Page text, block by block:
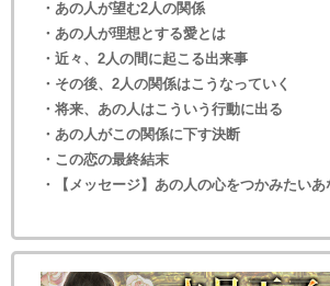
・あの人が望む2人の関係
・あの人が理想とする愛とは
・近々、2人の間に起こる出来事
・その後、2人の関係はこうなっていく
・将来、あの人はこういう行動に出る
・あの人がこの関係に下す決断
・この恋の最終結末
・【メッセージ】あの人の心をつかみたいあ